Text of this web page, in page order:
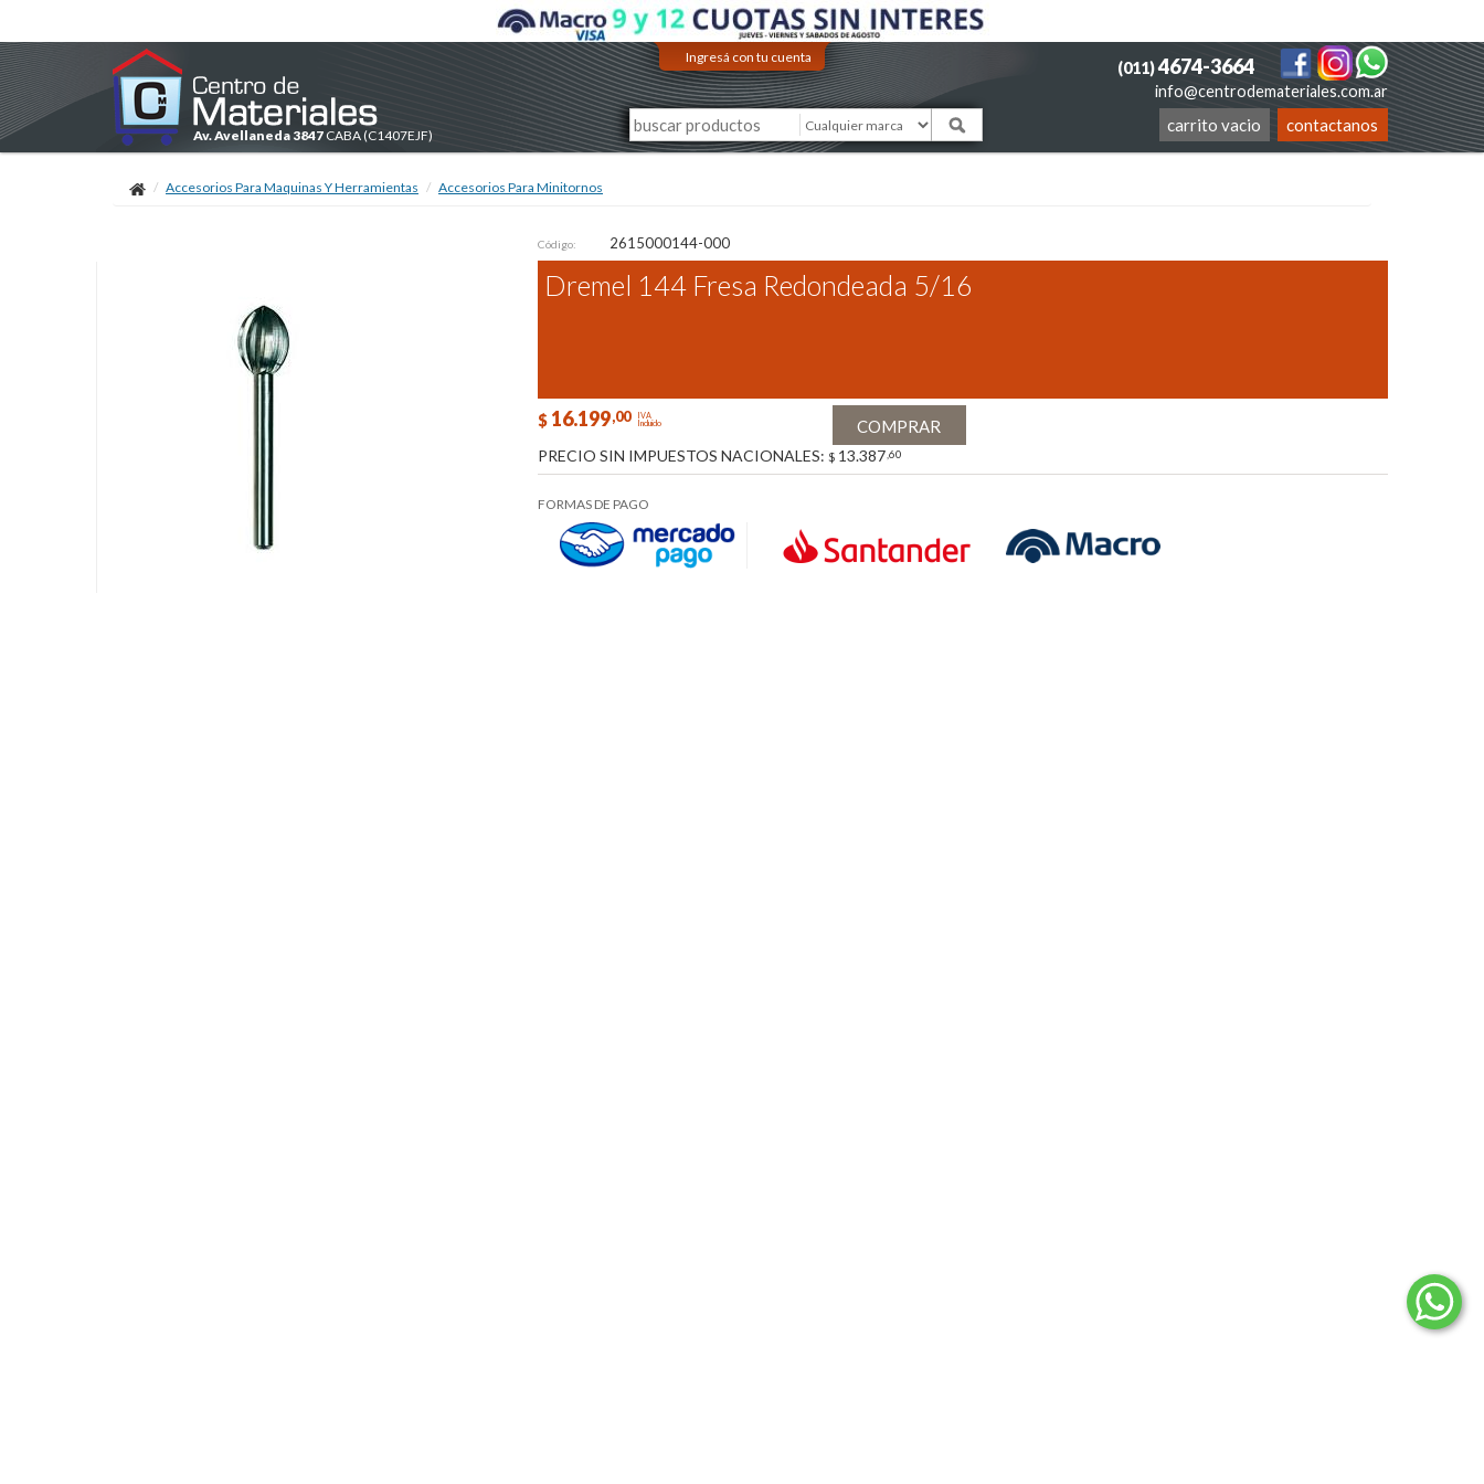
Ingresá con tu cuenta
info@centrodemateriales.com.ar
Av. Avellaneda 3847 CABA(C1407EJF)
(011)4674-3664
contactanos
carrito vacio
Accesorios Para Maquinas Y Herramientas Accesorios Para Minitornos
Código: 2615000144-000
Dremel 144 Fresa Redondeada 5/16
$ 16.199,00 IVA
Incluido COMPRAR
PRECIO SIN IMPUESTOS NACIONALES: $ 13.387 ,60
FORMAS DE PAGO